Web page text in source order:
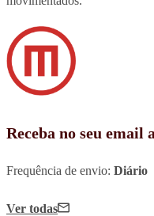
Receba no seu email
Frequência de envio: Diário
Ver todas